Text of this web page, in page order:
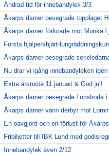
Ändrad tid för innebandylek 3/3
Åkarps damer besegrade topplaget
Åkarps damer förlorade mot Munka
Första hjälpen/hjärt-
Åkarps damer besegrade
Nu drar vi igång innebandyleken igen
Extra årsmöte 11 januari & God jul!
Åkarps damer besegrade Lönsboda
Åkarps damer vann derbyt mot
En oavgjord och en förlust för
Fribiljetter till IBK Lund med
Innebandylek även 2/12